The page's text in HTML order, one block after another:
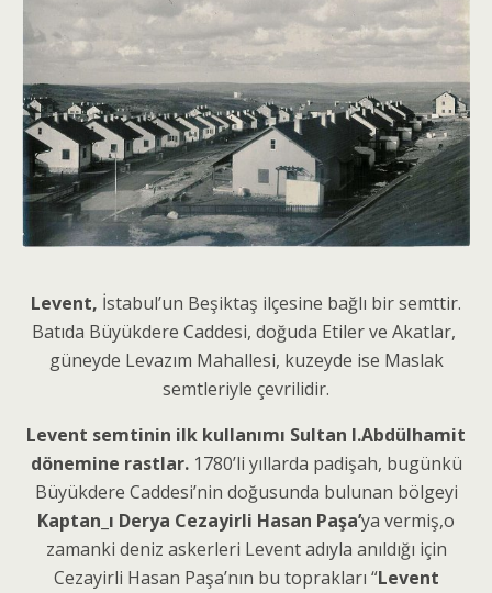
Levent, İstabul’un Beşiktaş ilçesine bağlı bir semttir.
Batıda Büyükdere Caddesi, doğuda Etiler ve Akatlar,
güneyde Levazım Mahallesi, kuzeyde ise Maslak
semtleriyle çevrilidir.
Levent semtinin ilk kullanımı Sultan I.Abdülhamit
dönemine rastlar.1780’li yıllarda padişah, bugünkü
Büyükdere Caddesi’nin doğusunda bulunan bölgeyi
Kaptan_ı Derya Cezayirli Hasan Paşa’ya vermiş,o
zamanki deniz askerleri Levent adıyla anıldığı için
Cezayirli Hasan Paşa’nın bu toprakları “Levent